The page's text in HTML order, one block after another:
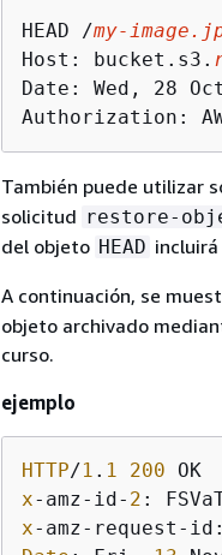
HEAD /my-
Host: bucket.s3.
Date: Wed, 28
Authorization: AWS
También puede utilizar
solicitud restore-
del objeto HEAD
A continuación, se
objeto archivado
curso.
ejemplo
HTTP/1 . 1 200
x-amz-id- 2 :
x-amz-request-